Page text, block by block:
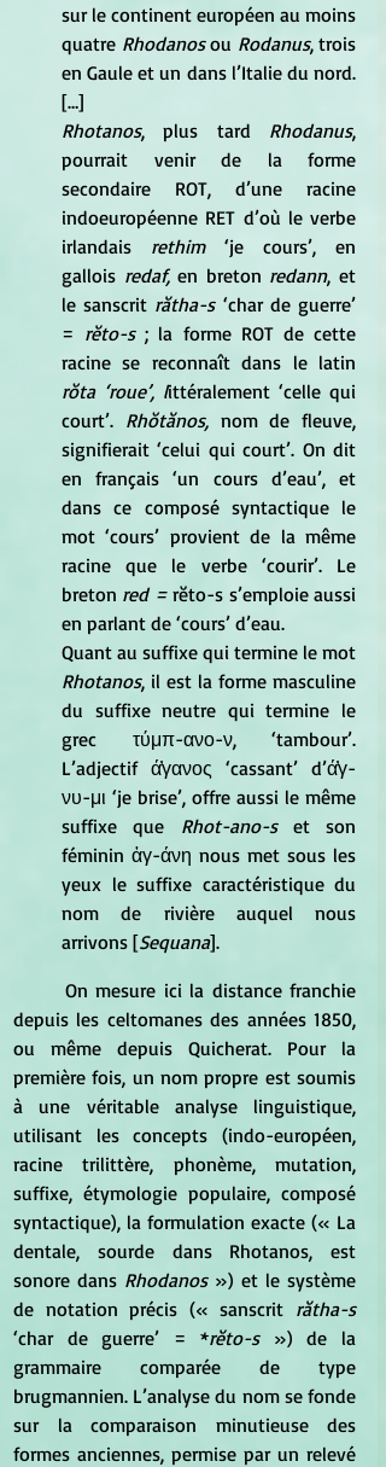
sur le continent européen au moins
quatre Rhodanos ou Rodanus, trois
en Gaule et un dans l’Italie du nord.
[…]
Rhotanos, plus tard Rhodanus,
pourrait venir de la forme
secondaire ROT, d’une racine
indoeuropéenne RET d’où le verbe
irlandais rethim ‘je cours’, en
gallois redaf, en breton redann, et
le sanscrit rătha-s ‘char de guerre’
= rĕto-s ; la forme ROT de cette
racine se reconnaît dans le latin
rŏta ‘roue’, littéralement ‘celle qui
court’. Rhŏtănos, nom de fleuve,
signifierait ‘celui qui court’. On dit
en français ‘un cours d’eau’, et
dans ce composé syntactique le
mot ‘cours’ provient de la même
racine que le verbe ‘courir’. Le
breton red = rĕto-s s’emploie aussi
en parlant de ‘cours’ d’eau.
Quant au suffixe qui termine le mot
Rhotanos, il est la forme masculine
du suffixe neutre qui termine le
grec τύμπ-ανο-ν, ‘tambour’.
L’adjectif ά̓γανος ‘cassant’ d’ά̓γ-
νυ-μι ‘je brise’, offre aussi le même
suffixe que Rhot-ano-s et son
féminin ἀγ-άνη nous met sous les
yeux le suffixe caractéristique du
nom de rivière auquel nous
arrivons [Sequana].
depuis les celtomanes des années 1850,
ou même depuis Quicherat. Pour la
première fois, un nom propre est soumis
à une véritable analyse linguistique,
utilisant les concepts (indo-européen,
racine trilittère, phonème, mutation,
suffixe, étymologie populaire, composé
syntactique), la formulation exacte (« La
dentale, sourde dans Rhotanos, est
sonore dans Rhodanos ») et le système
de notation précis (« sanscrit rătha-s
‘char de guerre’ = *rĕto-s ») de la
grammaire comparée de type
brugmannien. L’analyse du nom se fonde
sur la comparaison minutieuse des
formes anciennes, permise par un relevé